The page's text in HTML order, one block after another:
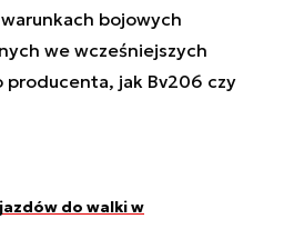
bojowych
we wcześniejszych
jak Bv206 czy
do walki w